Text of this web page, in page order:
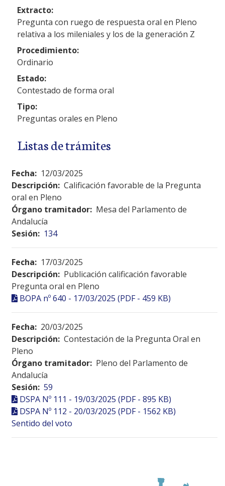
Extracto:
Pregunta con ruego de respuesta oral en Pleno
relativa a los mileniales y los de la generación Z
Procedimiento:
Ordinario
Estado:
Contestado de forma oral
Tipo:
Preguntas orales en Pleno
Listas de trámites
Fecha: 12/03/2025
Descripción: Calificación favorable de la Pregunta
oral en Pleno
Órgano tramitador: Mesa del Parlamento de
Andalucía
Sesión: 134
Fecha: 17/03/2025
Descripción: Publicación calificación favorable
Pregunta oral en Pleno
BOPA nº 640 - 17/03/2025 (PDF - 459 KB)
Fecha: 20/03/2025
Descripción: Contestación de la Pregunta Oral en
Pleno
Órgano tramitador: Pleno del Parlamento de
Andalucía
Sesión: 59
DSPA Nº 111 - 19/03/2025 (PDF - 895 KB)
DSPA Nº 112 - 20/03/2025 (PDF - 1562 KB)
Sentido del voto